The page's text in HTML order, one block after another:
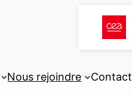
Nous rejoindre Contact